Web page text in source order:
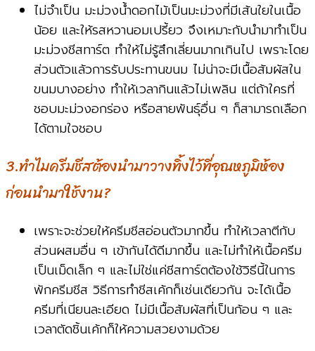
ไม่จำเป็น มะม่วงน้ำดอกไม้เป็นมะม่วงที่มีเส้นใยในเนื้อ
น้อย และให้รสหวานอมเปรี้ยว จึงเหมาะกับนำมาทำเป็น
มะม่วงชีสทาร์ต ทำให้ไม่รู้สึกเลี่ยนมากเกินไป เพราะโดย
ส่วนตัวแล้วการรับประทานขนม ไม่น่าจะมีเนื้อสัมผัสใน
ขนมบางอย่าง ทำให้เวลากินแล้วไม่เพลิน แต่ถ้าใครที่
ชอบมะม่วงอกร่อง หรือสายพันธ์ุอื่น ๆ ก็สามารถเลือก
ได้ตามใจชอบ
3.ทำไมครีมชีสต้องนำมาวางทิ้งไว้ที่อุณหภูมิห้อง
ก่อนนำมาใช้งาน?
เพราะจะช่วยให้ครีมชีสอ่อนตัวมากขึ้น ทำให้เวลาตีกับ
ส่วนผสมอื่น ๆ เข้ากันได้ดีมากขึ้น และไม่ทำให้เนื้อครีม
เป็นเม็ดเล็ก ๆ และไม่ใช่แค่ชีสทาร์ตต้องใช้วิธีนี้ในการ
พักครีมชีส วิธีการทำชีสเค้กก็เช่นเดียวกัน จะได้เนื้อ
ครีมที่เนียนละเอียด ไม่มีเนื้อสัมผัสที่เป็นก้อน ๆ และ
เวลาตัดชิ้นเค้กก็ให้ความสวยงามด้วย